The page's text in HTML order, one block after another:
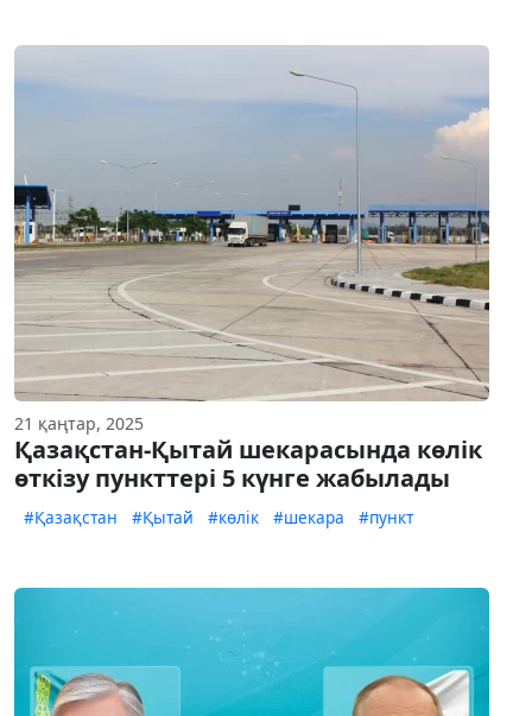
21 қаңтар, 2025
Қазақстан-Қытай шекарасында көлік
өткізу пункттері 5 күнге жабылады
#Қазақстан #Қытай #көлік #шекара #пункт